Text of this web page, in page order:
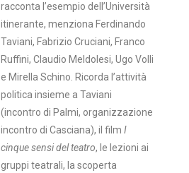
racconta l’esempio dell’Università
itinerante, menziona Ferdinando
Taviani, Fabrizio Cruciani, Franco
Ruffini, Claudio Meldolesi, Ugo Volli
e Mirella Schino. Ricorda l’attività
politica insieme a Taviani
(incontro di Palmi, organizzazione
incontro di Casciana), il film I
cinque sensi del teatro, le lezioni ai
gruppi teatrali, la scoperta